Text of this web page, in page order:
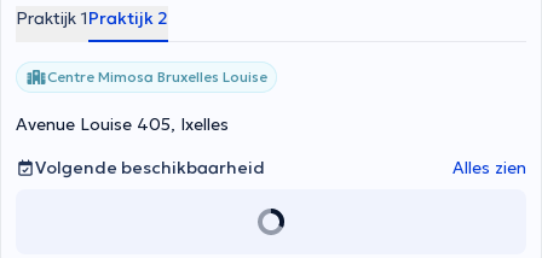
Praktijk 1Praktijk 2
Centre Mimosa Bruxelles Louise
Avenue Louise 405, Ixelles
Volgende beschikbaarheid
Alles zien